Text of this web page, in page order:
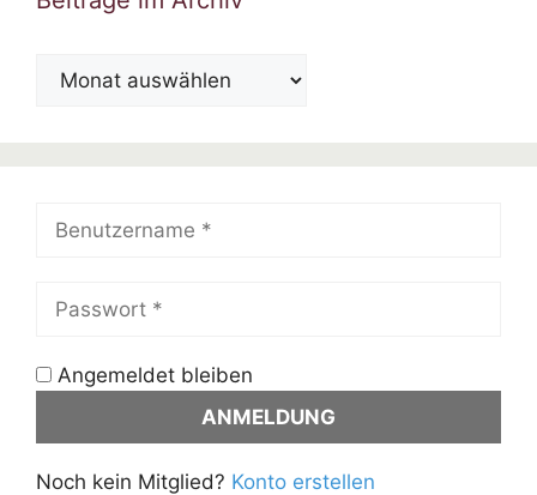
Beiträge
Angemeldet bleiben
Noch kein Mitglied? Konto erstellen